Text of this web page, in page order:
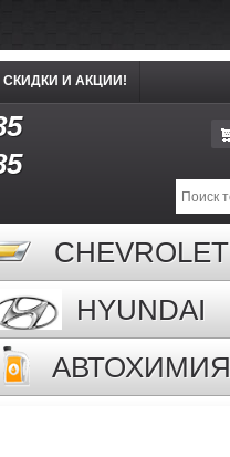
СКИДКИ И АКЦИИ!
CHEVROLET
HYUNDAI
АВТОХИМИЯ